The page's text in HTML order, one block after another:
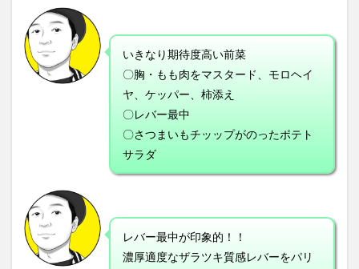
いきなり期待度高い前菜
〇胸・もも肉をマスタード、モロヘイ
ヤ、ケッパー、柿添え
〇レバー最中
〇さつまいもチッップがのったポテト
サラダ
レバー最中が印象的！！
濃厚適度なザラツキ質感レバーをパリ